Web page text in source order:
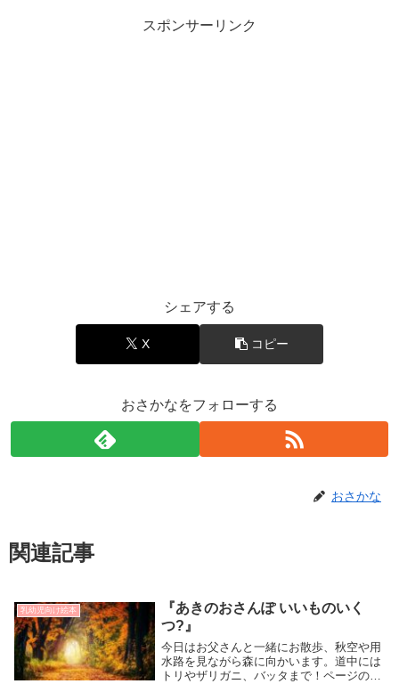
スポンサーリンク
シェアする
X コピー
おさかなをフォローする
おさかな
関連記事
乳幼児向け絵本
『あきのおさんぽ いいものいく
つ?』
今日はお父さんと一緒にお散歩、秋空や用
水路を見ながら森に向かいます。道中には
トリやザリガニ、バッタまで！ページの右